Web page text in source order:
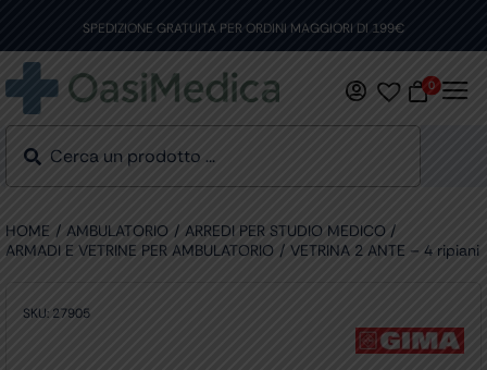
content
SPEDIZIONE GRATUITA PER ORDINI MAGGIORI DI 199€
0
HOME AMBULATORIO
ARREDI PER STUDIO MEDICO
ARMADI E VETRINE PER AMBULATORIO
VETRINA 2 ANTE – 4 ripiani
SKU: 27905